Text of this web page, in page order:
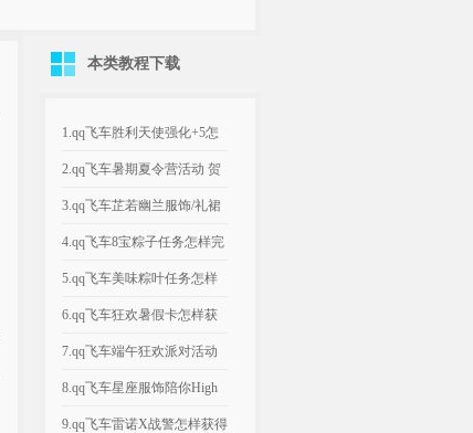
本类教程下载
1.qq飞车胜利天使强化+5怎
样获得 胜利天使强化+...
2.qq飞车暑期夏令营活动 贺
胜利天使强化首次打开
3.qq飞车芷若幽兰服饰/礼裙
多少钱 芷若幽兰服饰/...
4.qq飞车8宝粽子任务怎样完
成 8宝粽子任务有啥奖...
5.qq飞车美味粽叶任务怎样
完成 美味粽叶任务有啥奖...
6.qq飞车狂欢暑假卡怎样获
得 有啥奖励
7.qq飞车端午狂欢派对活动
7000点券伴你3天欢...
8.qq飞车星座服饰陪你High
翻小长假活动 4大星...
9.qq飞车雷诺X战警怎样获得